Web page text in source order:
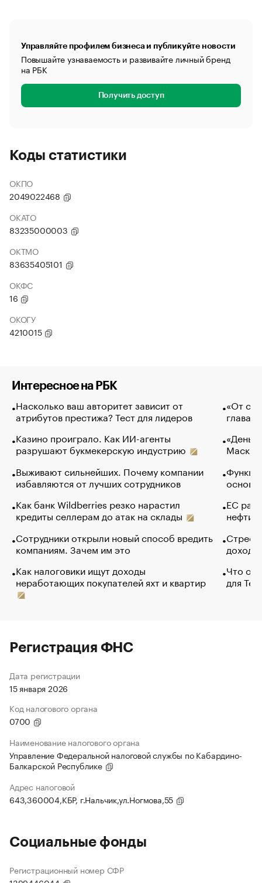
Управляйте профилем бизнеса и публикуйте новости
Повышайте узнаваемость и развивайте личный бренд
на РБК
Получить доступ
Коды статистики
ОКПО
2049022468
ОКАТО
83235000003
ОКТМО
83635405101
ОКФС
16
ОКОГУ
4210015
Интересное на РБК
Насколько ваш авторитет зависит от
атрибутов престижа? Тест для лидеров
Казино проиграло. Как ИИ-агенты
разрушают букмекерскую индустрию
Выживают сильнейших. Почему компании
избавляются от лучших сотрудников
Как банк Wildberries резко нарастил
кредиты селлерам до атак на склады
Сотрудники открыли новый способ вредить
компаниям. Зачем им это
Как налоговики ищут доходы
неработающих покупателей яхт и квартир
«От
глава
Маск в
основ
ЕС
нефти
Что
для
Регистрация ФНС
Дата регистрации
15 января 2026
Код налогового органа
0700
Наименование налогового органа
Управление Федеральной налоговой службы по Кабардино-
Балкарской Республике
Адрес налоговой
643,360004,КБР, г.Нальчик,ул.Ногмова,55
Социальные фонды
Регистрационный номер СФР